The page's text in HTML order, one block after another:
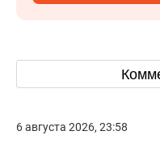
6 августа 2026, 23:58